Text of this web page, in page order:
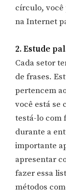
círculo, você
na Internet
2. Estude
Cada setor
de frases.
pertencem
você está se
testá-lo com
durante a
importante
apresentar
fazer essa
métodos